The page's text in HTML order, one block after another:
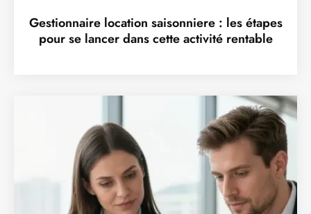
Gestionnaire location saisonniere : les étapes
pour se lancer dans cette activité rentable